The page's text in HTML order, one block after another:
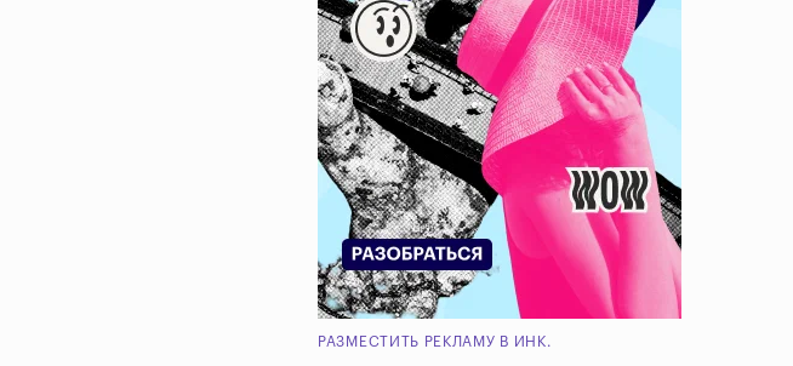
РАЗМЕСТИТЬ РЕКЛАМУ В ИНК.